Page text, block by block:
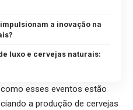
a inovação na
luxo e cervejas naturais:
esses eventos estão
a produção de cervejas